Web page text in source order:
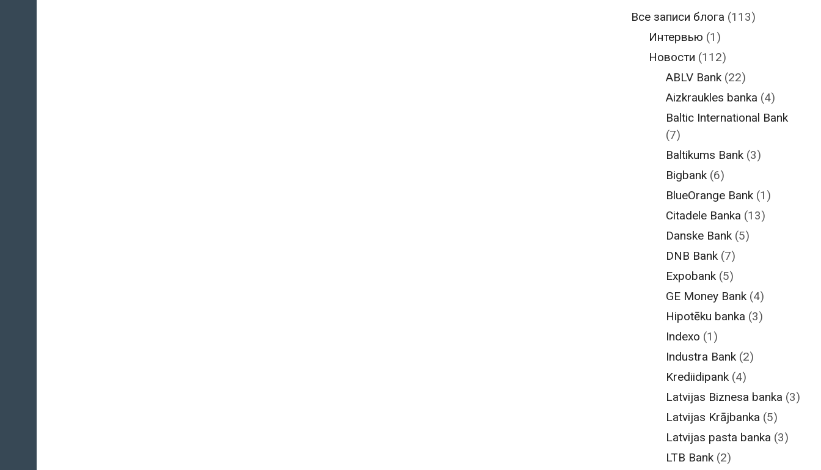
Все записи блога (113)
Интервью (1)
Новости (112)
ABLV Bank (22)
Aizkraukles banka (4)
Baltic International Bank
(7)
Baltikums Bank (3)
Bigbank (6)
BlueOrange Bank (1)
Citadele Banka (13)
Danske Bank (5)
DNB Bank (7)
Expobank (5)
GE Money Bank (4)
Hipotēku banka (3)
Indexo (1)
Industra Bank (2)
Krediidipank (4)
Latvijas Biznesa banka (3)
Latvijas Krājbanka (5)
Latvijas pasta banka (3)
LTB Bank (2)